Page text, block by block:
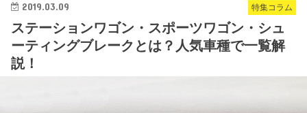
特集コラム
2019.03.09
ステーションワゴン・スポーツワゴン・シュ
ーティングブレークとは？人気車種で一覧解
説！